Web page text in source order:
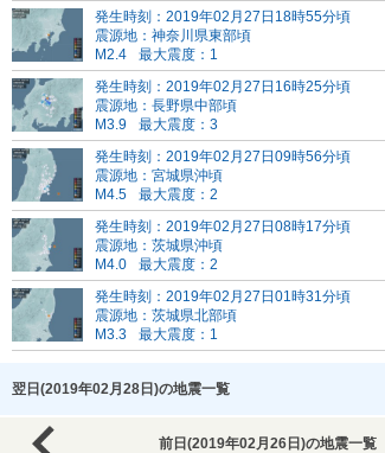
発生時刻：2019年02月27日18時55分頃
震源地：神奈川県東部頃
M2.4
最大震度：1
発生時刻：2019年02月27日16時25分頃
震源地：長野県中部頃
M3.9
最大震度：3
発生時刻：2019年02月27日09時56分頃
震源地：宮城県沖頃
M4.5
最大震度：2
発生時刻：2019年02月27日08時17分頃
震源地：茨城県沖頃
M4.0
最大震度：2
発生時刻：2019年02月27日01時31分頃
震源地：茨城県北部頃
M3.3
最大震度：1
翌日(2019年02月28日)の地震一覧
前日(2019年02月26日)の地震一覧